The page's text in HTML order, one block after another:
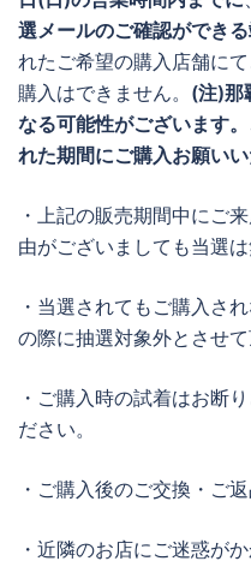
選メールのご確認ができ
れたご希望の購入店舗に
購入はできません。 (注)那
なる可能性がございます
れた期間にご購入お願いい
・上記の販売期間中にご
由がございましても当選は
・当選されてもご購入さ
の際に抽選対象外とさせて
・ご購入時の試着はお断
ださい。
・ご購入後のご交換・ご
・近隣のお店にご迷惑が